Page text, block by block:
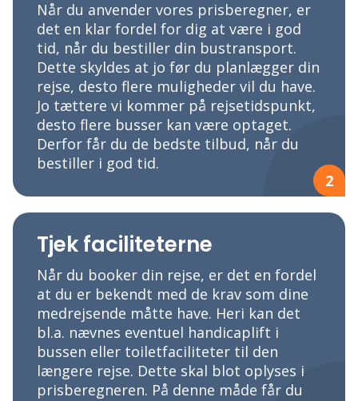
Når du anvender vores prisberegner, er
det en klar fordel for dig at være i god
tid, når du bestiller din bustransport.
Dette skyldes at jo før du planlægger din
rejse, desto flere muligheder vil du have.
Jo tættere vi kommer på rejsetidspunkt,
desto flere busser kan være optaget.
Derfor får du de bedste tilbud, når du
bestiller i god tid.
2
Tjek faciliteterne
Når du booker din rejse, er det en fordel
at du er bekendt med de krav som dine
medrejsende måtte have. Heri kan det
bl.a. nævnes eventuel handicaplift i
bussen eller toiletfaciliteter til den
længere rejse. Dette skal blot oplyses i
prisberegneren. På denne måde får du